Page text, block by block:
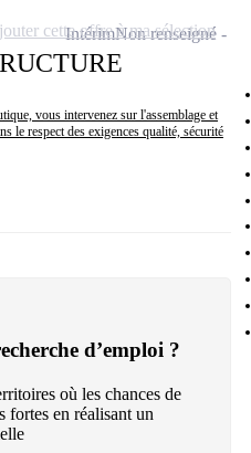
vous intervenez sur l'assemblage et
le respect des exigences qualité, sécurité
IntérimNon renseigné
cette offre à ma sélection
d’emploi ?
où les chances de
fortes en réalisant un